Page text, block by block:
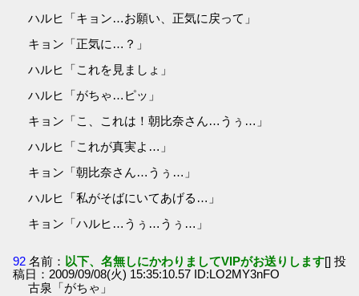
ハルヒ「キョン…お願い、正気に戻って」
キョン「正気に…？」
ハルヒ「これを見ましょ」
ハルヒ「がちゃ…ピッ」
キョン「こ、これは！朝比奈さん…うぅ…」
ハルヒ「これが真実よ…」
キョン「朝比奈さん…うぅ…」
ハルヒ「私がそばにいてあげる…」
キョン「ハルヒ…うぅ…うぅ…」
92 名前： 以下、名無しにかわりましてVIPがお送りします[] 投
稿日：2009/09/08(火) 15:35:10.57 ID:LO2MY3nFO
古泉「がちゃ」